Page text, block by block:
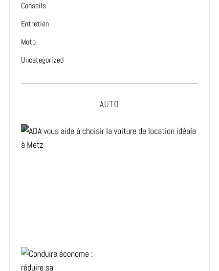
Conseils
Entretien
Moto
Uncategorized
AUTO